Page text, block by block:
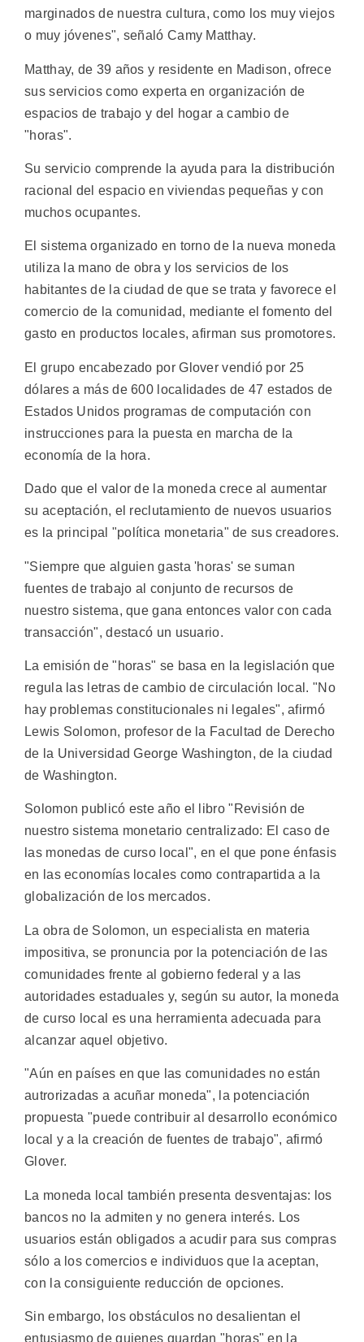
marginados de nuestra cultura, como los muy viejos
o muy jóvenes", señaló Camy Matthay.
Matthay, de 39 años y residente en Madison, ofrece
sus servicios como experta en organización de
espacios de trabajo y del hogar a cambio de
"horas".
Su servicio comprende la ayuda para la distribución
racional del espacio en viviendas pequeñas y con
muchos ocupantes.
El sistema organizado en torno de la nueva moneda
utiliza la mano de obra y los servicios de los
habitantes de la ciudad de que se trata y favorece el
comercio de la comunidad, mediante el fomento del
gasto en productos locales, afirman sus promotores.
El grupo encabezado por Glover vendió por 25
dólares a más de 600 localidades de 47 estados de
Estados Unidos programas de computación con
instrucciones para la puesta en marcha de la
economía de la hora.
Dado que el valor de la moneda crece al aumentar
su aceptación, el reclutamiento de nuevos usuarios
es la principal "política monetaria" de sus creadores.
"Siempre que alguien gasta 'horas' se suman
fuentes de trabajo al conjunto de recursos de
nuestro sistema, que gana entonces valor con cada
transacción", destacó un usuario.
La emisión de "horas" se basa en la legislación que
regula las letras de cambio de circulación local. "No
hay problemas constitucionales ni legales", afirmó
Lewis Solomon, profesor de la Facultad de Derecho
de la Universidad George Washington, de la ciudad
de Washington.
Solomon publicó este año el libro "Revisión de
nuestro sistema monetario centralizado: El caso de
las monedas de curso local", en el que pone énfasis
en las economías locales como contrapartida a la
globalización de los mercados.
La obra de Solomon, un especialista en materia
impositiva, se pronuncia por la potenciación de las
comunidades frente al gobierno federal y a las
autoridades estaduales y, según su autor, la moneda
de curso local es una herramienta adecuada para
alcanzar aquel objetivo.
"Aún en países en que las comunidades no están
autrorizadas a acuñar moneda", la potenciación
propuesta "puede contribuir al desarrollo económico
local y a la creación de fuentes de trabajo", afirmó
Glover.
La moneda local también presenta desventajas: los
bancos no la admiten y no genera interés. Los
usuarios están obligados a acudir para sus compras
sólo a los comercios e individuos que la aceptan,
con la consiguiente reducción de opciones.
Sin embargo, los obstáculos no desalientan el
entusiasmo de quienes guardan "horas" en la